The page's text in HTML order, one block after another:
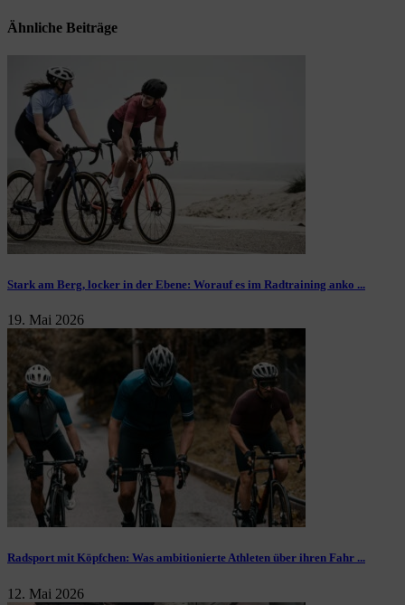
Ähnliche Beiträge
Stark am Berg, locker in der Ebene: Worauf es im Radtraining anko ...
19. Mai 2026
Radsport mit Köpfchen: Was ambitionierte Athleten über ihren Fahr ...
12. Mai 2026